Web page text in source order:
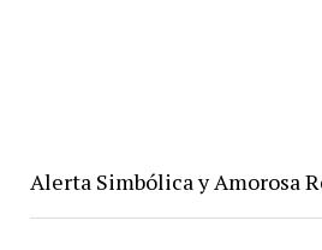
Alerta Simbólica y Amorosa